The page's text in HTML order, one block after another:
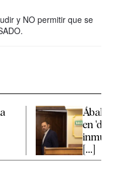
y NO permitir que se
en
[...]